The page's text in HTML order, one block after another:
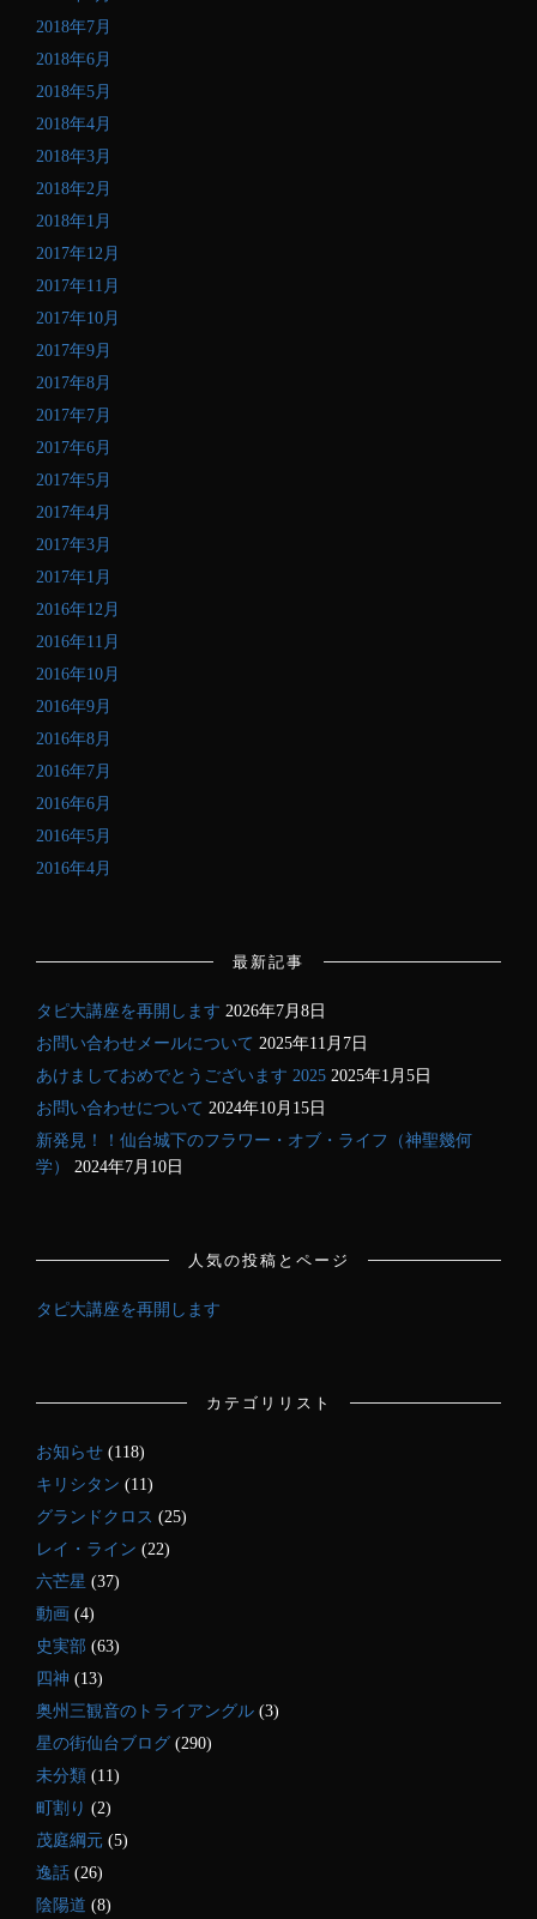
2018年7月
2018年6月
2018年5月
2018年4月
2018年3月
2018年2月
2018年1月
2017年12月
2017年11月
2017年10月
2017年9月
2017年8月
2017年7月
2017年6月
2017年5月
2017年4月
2017年3月
2017年1月
2016年12月
2016年11月
2016年10月
2016年9月
2016年8月
2016年7月
2016年6月
2016年5月
2016年4月
最新記事
タピ大講座を再開します 2026年7月8日
お問い合わせメールについて 2025年11月7日
あけましておめでとうございます 2025 2025年1月5日
お問い合わせについて 2024年10月15日
新発見！！仙台城下のフラワー・オブ・ライフ（神聖幾何
学）
2024年7月10日
人気の投稿とページ
タピ大講座を再開します
カテゴリリスト
お知らせ (118)
キリシタン (11)
グランドクロス (25)
レイ・ライン (22)
六芒星 (37)
動画 (4)
史実部 (63)
四神 (13)
奥州三観音のトライアングル (3)
星の街仙台ブログ (290)
未分類 (11)
町割り (2)
茂庭綱元 (5)
逸話 (26)
陰陽道 (8)